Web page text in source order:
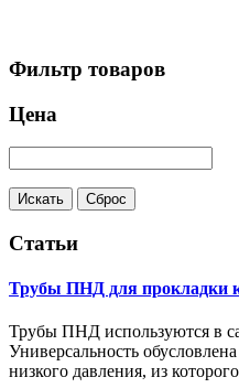
Фильтр товаров
Цена
Статьи
Трубы ПНД для прокладки
Трубы ПНД используются в
Универсальность
низкого давления, из